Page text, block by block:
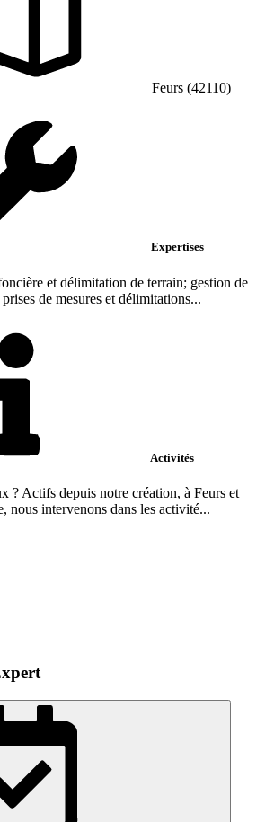
Feurs (42110)
Expertises
et délimitation de terrain; gestion de
de mesures et délimitations...
Activités
? Actifs depuis notre création, à Feurs et
nous intervenons dans les activité...